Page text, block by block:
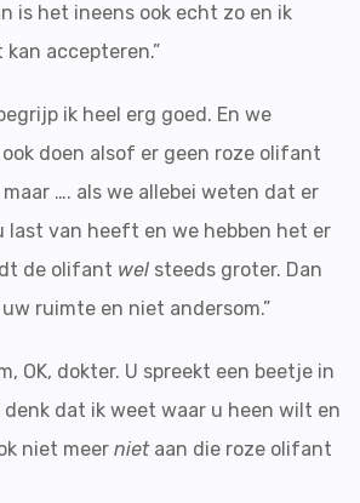
is het ineens ook echt zo en ik
accepteren.”
ik heel erg goed. En we
doen alsof er geen roze olifant
…. als we allebei weten dat er
last van heeft en we hebben het er
de olifant wel steeds groter. Dan
ruimte en niet andersom.”
OK, dokter. U spreekt een beetje in
denk dat ik weet waar u heen wilt en
niet meer nietaan die roze olifant